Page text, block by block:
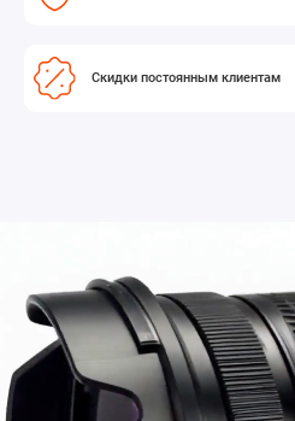
Скидки постоянным клиентам